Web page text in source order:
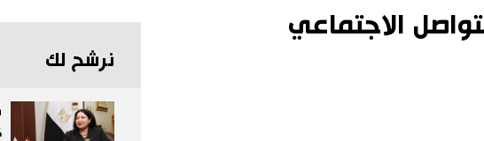
سياسة
اقتصاد
مجتمع
الاجتماعي
نرشح لك